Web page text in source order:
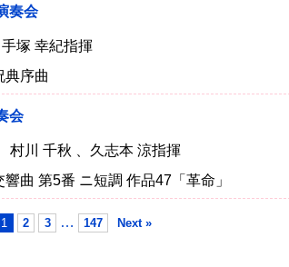
奏会
塚 幸紀指揮
序曲
会
川 千秋 、久志本 涼指揮
曲 第5番 ニ短調 作品47「革命」
1 2 3 … 147 Next »